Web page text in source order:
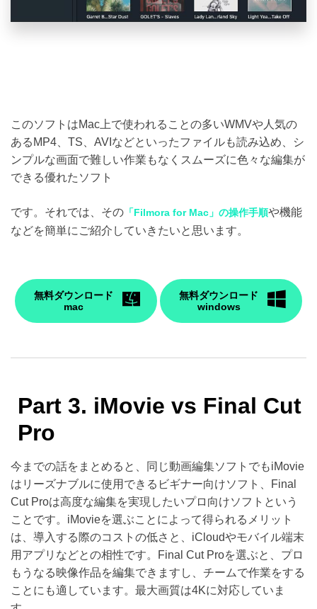
このソフトはMac上で使われることの多いWMVや人気の
あるMP4、TS、AVIなどといったファイルも読み込め、シ
ンプルな画面で難しい作業もなくスムーズに色々な編集が
できる優れたソフト
です。それでは、その 「Filmora for Mac」の操作手順や機能
などを簡単にご紹介していきたいと思います。
無料ダウンロード
mac
無料ダウンロード
windows
Part 3. iMovie vs Final Cut
Pro
今までの話をまとめると、同じ動画編集ソフトでもiMovie
はリーズナブルに使用できるビギナー向けソフト、Final
Cut Proは高度な編集を実現したいプロ向けソフトという
ことです。iMovieを選ぶことによって得られるメリット
は、導入する際のコストの低さと、iCloudやモバイル端末
用アプリなどとの相性です。Final Cut Proを選ぶと、プロ
もうなる映像作品を編集できますし、チームで作業をする
ことにも適しています。最大画質は4Kに対応していま